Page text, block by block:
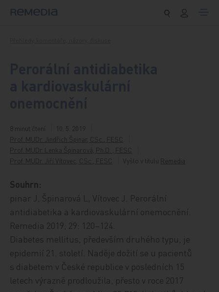
8 minut čtení
10. 5. 2019
Prof. MUDr. Jindřich Špinar, CSc., FESC
Prof. MUDr. Lenka Špinarová, Ph.D. , FESC
Prof. MUDr. Jiří Vítovec, CSc., FESC
Vyšlo v titulu Remedia
Souhrn:
pinar J, Špinarová L, Vítovec J. Perorální
antidiabetika a kardiovaskulární onemocnění.
Remedia 2019; 29: 120–124.
Diabetes mellitus, především druhého typu, je
epidemií 21. století. Naděje dožití se u pacientů
s diabetem v České republice v posledních 15
letech výrazně prodloužila, přesto v roce 2017